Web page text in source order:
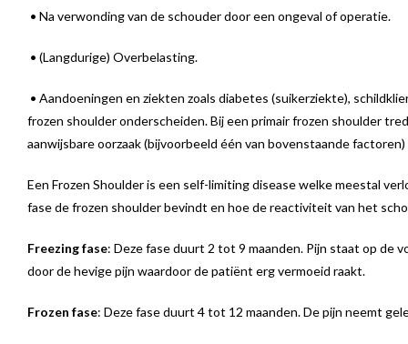
• Na verwonding van de schouder door een ongeval of operatie.
• (Langdurige) Overbelasting.
• Aandoeningen en ziekten zoals diabetes (suikerziekte),
frozen shoulder onderscheiden. Bij een primair frozen shoulder
aanwijsbare oorzaak (bijvoorbeeld één van bovenstaande factoren)
Een Frozen Shoulder is een self-limiting disease welke meestal
fase de frozen shoulder bevindt en hoe de reactiviteit van het
Freezing fase: Deze fase duurt 2 tot 9 maanden. Pijn staat op de
door de hevige pijn waardoor de patiënt erg vermoeid raakt.
Frozen fase: Deze fase duurt 4 tot 12 maanden. De pijn neemt